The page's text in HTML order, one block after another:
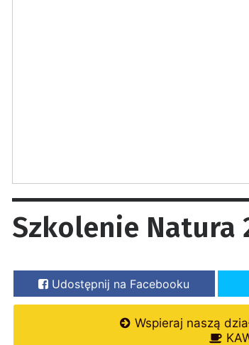
Szkolenie Natura
Udostępnij na Facebooku
Wspieraj naszą